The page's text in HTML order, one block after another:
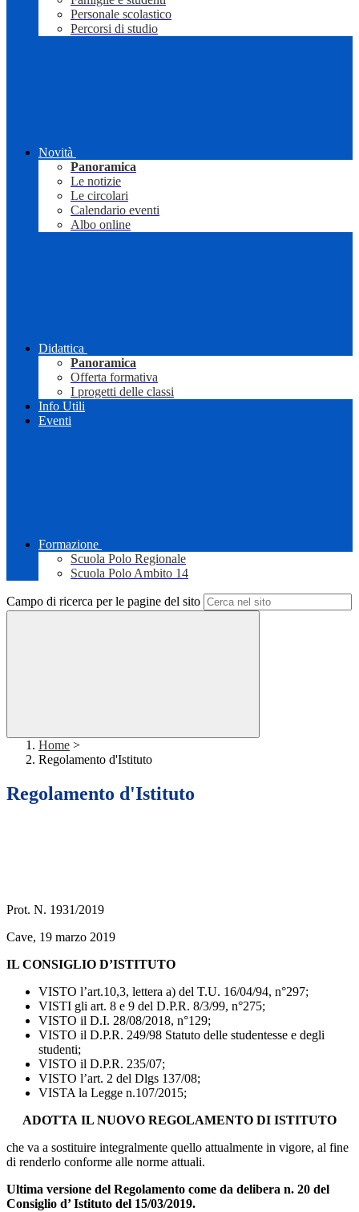
Personale scolastico
Percorsi di studio
Novità
Panoramica
Le notizie
Le circolari
Calendario eventi
Albo online
Didattica
Panoramica
Offerta formativa
I progetti delle classi
Info Utili
Eventi
Formazione
Scuola Polo Regionale
Scuola Polo Ambito 14
Campo di ricerca per le pagine del sito
Home >
Regolamento d'Istituto
Regolamento d'Istituto
Prot. N. 1931/2019
Cave, 19 marzo 2019
IL CONSIGLIO D’ISTITUTO
VISTO l’art.10,3, lettera a) del T.U. 16/04/94, n°297;
VISTI gli art. 8 e 9 del D.P.R. 8/3/99, n°275;
VISTO il D.I. 28/08/2018, n°129;
VISTO il D.P.R. 249/98 Statuto delle studentesse e degli
studenti;
VISTO il D.P.R. 235/07;
VISTO l’art. 2 del Dlgs 137/08;
VISTA la Legge n.107/2015;
ADOTTA IL NUOVO REGOLAMENTO DI ISTITUTO
che va a sostituire integralmente quello attualmente in vigore, al fine
di renderlo conforme alle norme attuali.
Ultima versione del Regolamento come da delibera n. 20 del
Consiglio d’ Istituto del 15/03/2019.